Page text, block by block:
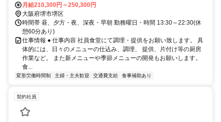
月給210,300円～250,300円
大阪府堺市堺区
時間帯 昼、夕方・夜、深夜・早朝 勤務曜日・時間 13:30～22:30(休
憩60分あり)
仕事情報 ● 仕事内容 社員食堂にて調理・提供をお願い致します。 具
体的には、日々のメニューの仕込み、調理、 提供、片付け等の厨房
作業など。 また新メニューや季節メニューの開発もお願いします。
食...
変形労働時間制 主婦・主夫歓迎 交通費支給 食事補助あり
契約社員